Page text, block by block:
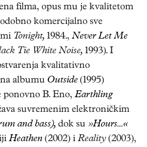
filma, opus mu je kvalitetom
komercijalno sve
Tonight, 1984., NeverLet Me
Tie White Noise, 1993). I
kvalitativno
albumu Outside (1995)
B. Eno, Earthling
suvremenim elektroničkim
and bass), dok su »Hours...«
Heathen (2002) i Reality (2003),